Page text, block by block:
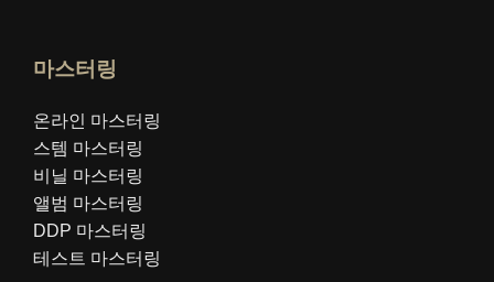
마스터링
온라인 마스터링
스템 마스터링
비닐 마스터링
앨범 마스터링
DDP 마스터링
테스트 마스터링